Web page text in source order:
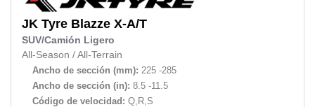
JK Tyre Blazze X-A/T
SUV/Camión Ligero
All-Season / All-Terrain
Ancho de sección (mm): 225 -285
Ancho de sección (in): 8.5 -11.5
Código de velocidad: Q,R,S